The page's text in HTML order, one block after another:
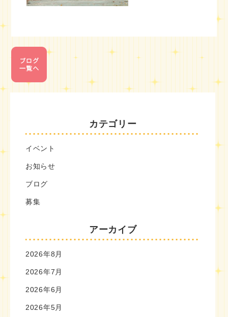
カテゴリー
イベント
お知らせ
ブログ
募集
アーカイブ
2026年8月
2026年7月
2026年6月
2026年5月